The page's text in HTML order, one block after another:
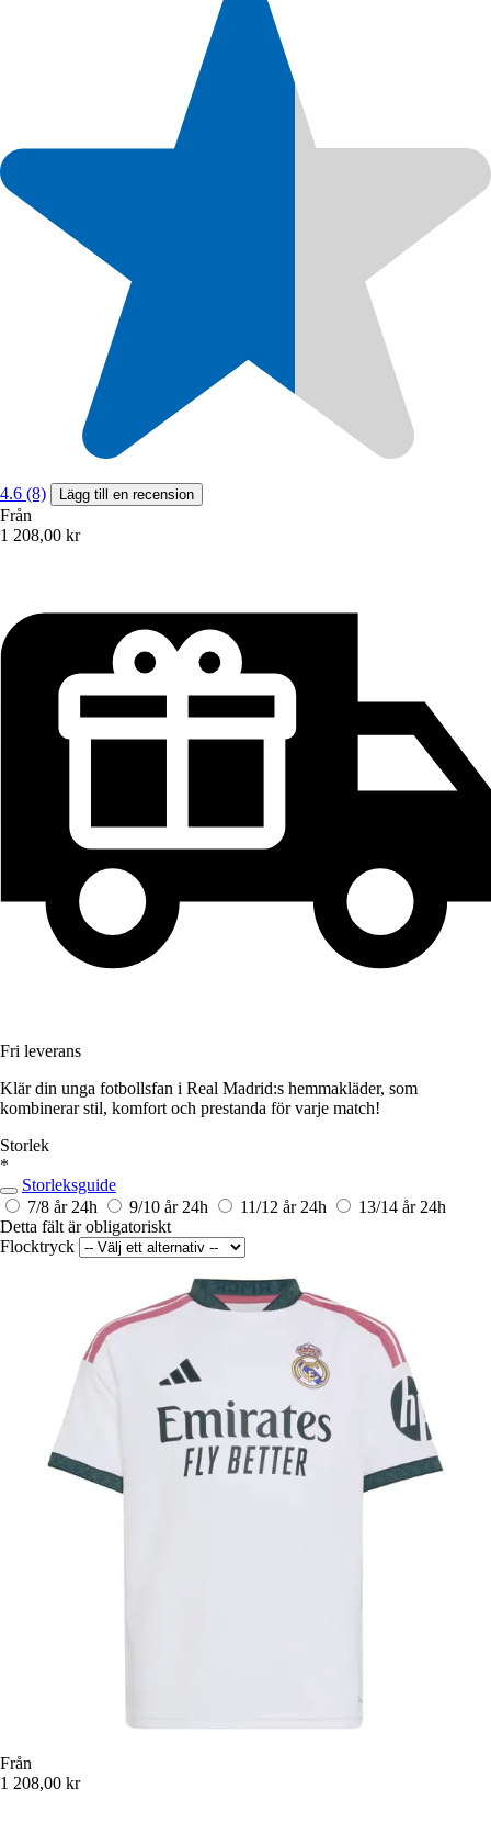
4.6 (8) Lägg till en recension
Från
1 208,00 kr
Fri leverans
Klär din unga fotbollsfan i Real Madrid:s hemmakläder, som
kombinerar stil, komfort och prestanda för varje match!
Storlek
*
Storleksguide
7/8 år 24h 9/10 år 24h 11/12 år 24h 13/14 år 24h
Detta fält är obligatoriskt
Flocktryck
Från
1 208,00 kr